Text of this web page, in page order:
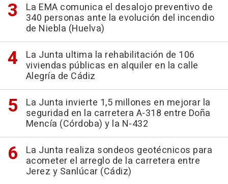
La EMA comunica el desalojo preventivo de
340 personas ante la evolución del incendio
de Niebla (Huelva)
La Junta ultima la rehabilitación de 106
viviendas públicas en alquiler en la calle
Alegría de Cádiz
La Junta invierte 1,5 millones en mejorar la
seguridad en la carretera A-318 entre Doña
Mencía (Córdoba) y la N-432
La Junta realiza sondeos geotécnicos para
acometer el arreglo de la carretera entre
Jerez y Sanlúcar (Cádiz)